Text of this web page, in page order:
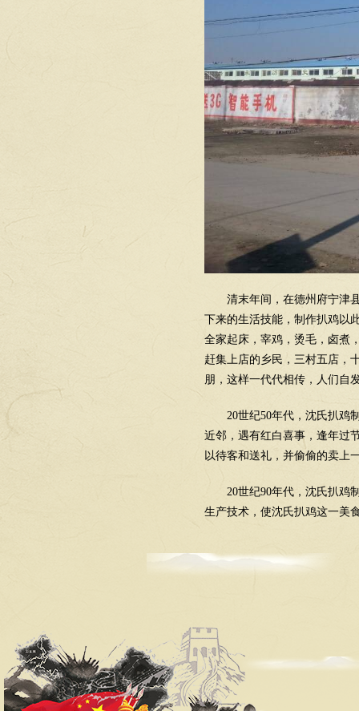
清末年间，在德州府宁津
下来的生活技能，制作扒鸡以
全家起床，宰鸡，烫毛，卤煮
赶集上店的乡民，三村五店，
朋，这样一代代相传，人们自
20世纪50年代，沈氏扒鸡
近邻，遇有红白喜事，逢年过
以待客和送礼，并偷偷的卖上
20世纪90年代，沈氏扒鸡
生产技术，使沈氏扒鸡这一美